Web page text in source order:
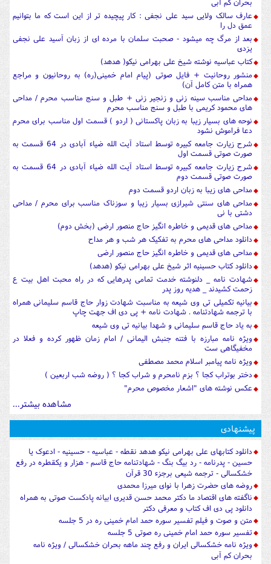
عارف سالک ولایی سید علی نجفی : کار پیچیده تر از این است که ما بتوانیم
عمق دل را
بعد از مرگ چه میشود - صحبت سلمان با مرده ای از زبان آسید علی نجفی
یزدی
کتاب عباسیه نوشته شیخ علی بهرامی نیکو( هدهد)
منشور روحانیت + فایل صوتی (پیام امام خمینی(ره) به روحانیون و مراجع
همراه با متن کامل آن)
مداحی مناسب سینه زنی و زنجیر زنی + طبل و سنج مناسب محرم / مداحی
های محمود کریمی با طبل و سنج مناسب محرم
نوحه های بسیار زیبا به زبان پاکستانی ( اردو ) قسمت اول مناسب برای محرم
دعا فراموش نشود
شرح زیارت جامعه کبیره توسط استاد آیت الله ضیاء آبادی در 64 قسمت به
صورت صوتی قسمت اول
شرح زیارت جامعه کبیره توسط استاد آیت الله ضیاء آبادی در 64 قسمت به
صورت صوتی قسمت دوم
مداحی های زیبا به زبان اردو قسمت دوم
مداحی های سنتی شیرازی بسیار زیبا و سوزناک مناسب برای محرم / مداحی
دشتی با نی
مداحی های قدیمی و خاطره انگیز حاج منصور ارضی (بخش دوم)
دانلود مداحی های محرم به تفکیک هر شب و هر مداح
مداحی های قدیمی و خاطره انگیز حاج منصور ارضی
دانلود کتاب حسینیه اثر شیخ علی بهرامی نیکو (هدهد)
شهادت نامه _ دلنوشته خدمت تمامی پدرهایی که در راه محبت اهل بیت ع
زحمت کشیدند _ هدیه روز پدر
بیانیه تکمیلی تی وی شیعه به مناسبت شهادت زوار حاج قاسم سلیمانی همراه
با ترجمه شهادتنامه . شهادت نامه + پی دی اف جهت چاپ
به یاد حاج قاسم سلیمانی و شهدا بیانیه تی وی شیعه
ویژه نامه مبارزه با فتنه جنبش الیمانی / امام زمان ظهور کرده و فعلا در
مخفیگاهی ست
ویژه نامه پیامبر اسلام محمد مصطفی
دختر بوتراب کجا ؟ بزم نامحرم و شراب کجا ؟ ( روضه شب اربعین )
عکس نوشته های "اشعار مخصوص محرم"
مشاهده بیشتر...
پیشنهادی
دانلود کتابهای علی بهرامی نیکو هدهد نقطه - عباسیه - حسینیه - ادعوک یا
حسین - پدرنامه - رد بیگ بنگ - شهادتنامه حاج قاسم - هزار و یکقطره در رفع
خشکسالی - ترجمه شیعی برجزء 30 قرآن
روضه های حضرت زهرا با نوای میرزا محمدی
ناگفته های اقتصاد ما دکتر محمد حسن قدیری ابیانه پادکست صوتی به همراه
دانلود پی دی اف کتاب و معرفی دکتر
متن و صوت و فیلم تفسیر سوره حمد امام خمینی ره در 5 جلسه
تفسیر سوره حمد امام خمینی ره صوتی 5 جلسه
ویژه نامه خشکسالی ایران و رفع چند ماهه بحران خشکسالی / ویژه نامه
بحران کم آبی